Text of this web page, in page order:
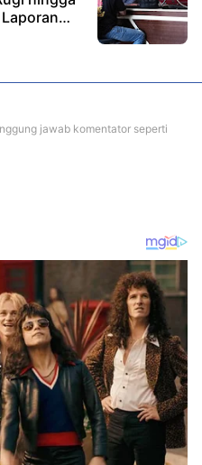
jawab komentator seperti